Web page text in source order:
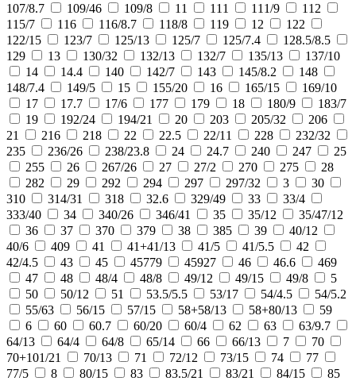
107/8.7
109/46 109/8 11 111 111/9
112
115/7
116 116/8.7 118/8 119 12
122
122/15
123/7 125/13 125/7 125/7.4
128.5/8.5
129
13 130/32 132/13 132/7 135/13
137/10
14
14.4 140 142/7 143 145/8.2
148
148/7.4
149/5 15 155/20 16 165/15
169/10
17
17.7 17/6 177 179 18 180/9
183/7
19
192/24 194/21 20 203 205/32
206
21
216 218 22 22.5 22/11 228
232/32
235
236/26 238/23.8 24 24.7 240 247
25
255
26 267/26 27 27/2 270 275
28
282
29 292 294 297 297/32 3
30
310
314/31 318 32.6 329/49 33
33/4
333/40
34 340/26 346/41 35 35/12
35/47/12
36
37 370 379 38 385 39
40/12
40/6
409 41 41+41/13 41/5 41/5.5
42
42/4.5
43 45 45779 45927 46 46.6
469
47
48 48/4 48/8 49/12 49/15 49/8
5
50
50/12 51 53.5/5.5 53/17 54/4.5
54/5.2
55/63
56/15 57/15 58+58/13 58+80/13
59
6
60 60.7 60/20 60/4 62 63
63/9.7
64/13
64/4 64/8 65/14 66 66/13 7
70
70+101/21
70/13 71 72/12 73/15 74
77
77/5
8 80/15 83 83.5/21 83/21 84/15
85